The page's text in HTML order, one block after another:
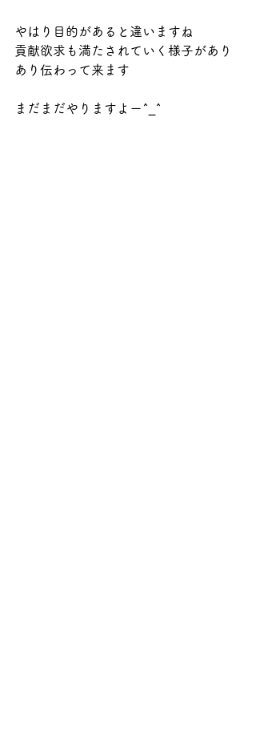
やはり目的があると違いますね
貢献欲求も満たされていく様子があり
あり伝わって来ます
まだまだやりますよー^_^